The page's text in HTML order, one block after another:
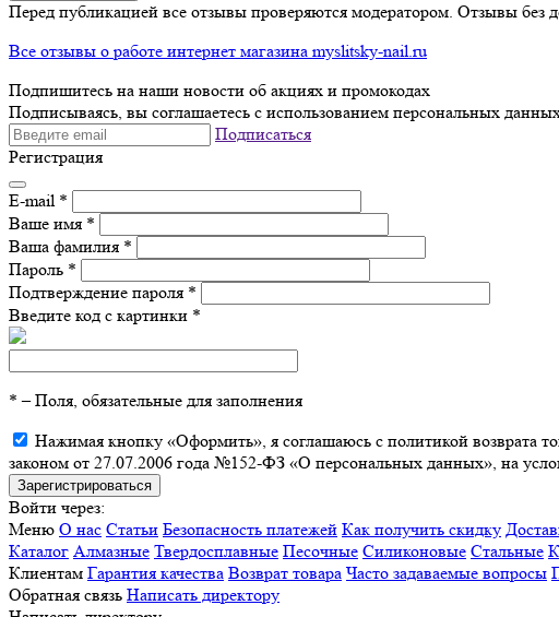
Перед публикацией все отзывы проверяются модератором. Отзывы
Все отзывы о работе интернет магазина myslitsky-nail.ru
Подпишитесь на наши новости об акциях и промокодах
Подписываясь, вы соглашаетесь с использованием персональных
Подписаться
Регистрация
E-mail *
Ваше имя *
Ваша фамилия *
Пароль *
Подтверждение пароля *
Введите код с картинки *
* – Поля, обязательные для заполнения
Нажимая кнопку «Оформить», я соглашаюсь с политикой возврата
законом от 27.07.2006 года №152-ФЗ «О персональных данных», на
Войти через:
Меню О нас Статьи Безопасность платежей Как получить скидку
Каталог Алмазные Твердосплавные Песочные Силиконовые Стальные
Клиентам Гарантия качества Возврат товара Часто задаваемые вопросы
Обратная связь Написать директору